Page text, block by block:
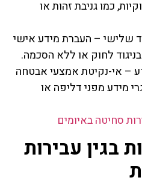
כמו גניבת זהות או
שלישי – העברת מידע אישי
לחוק או ללא הסכמה.
– אי-נקיטת אמצעי אבטחה
מידע מפני דליפה או
סחיטה באיומים
בגין עבירות